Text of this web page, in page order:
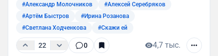
#Александр Молочников
#Алексей Серебряков
#Артём Быстров
#Ирина Розанова
#Светлана Ходченкова
#Скажи ей
22 0 4,7 тыс.